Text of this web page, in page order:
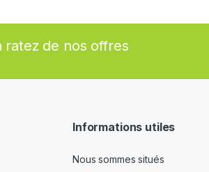
de nos offres
Informations utiles
Nous sommes situés